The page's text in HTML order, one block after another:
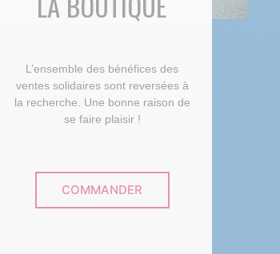
L’ensemble des bénéfices des
ventes solidaires sont reversées à
la recherche. Une bonne raison de
se faire plaisir !
COMMANDER